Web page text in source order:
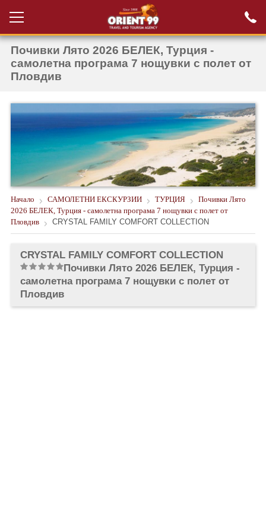
Вход за агенти
Проверка на
резервация
НОВА ГОДИНА ТУРЦИЯ
НОВА ГОДИНА
ПОЧИВКИ
КРУИЗИ
ЕКЗОТИКА
ЕКСКУРЗИИ
ОЩЕ
ЗА НАС
ФИРМЕНИ ДОКУМЕНТИ
Почивки Лято 2026 БЕЛЕК, Турция -
самолетна програма 7 нощувки с полет от
Пловдив
Начало САМОЛЕТНИ ЕКСКУРЗИИ ТУРЦИЯ
Почивки Лято
2026 БЕЛЕК, Турция - самолетна програма 7 нощувки с полет от
Пловдив
CRYSTAL FAMILY COMFORT COLLECTION
CRYSTAL FAMILY COMFORT COLLECTION
Почивки Лято 2026 БЕЛЕК, Турция -
самолетна програма 7 нощувки с полет от
Пловдив